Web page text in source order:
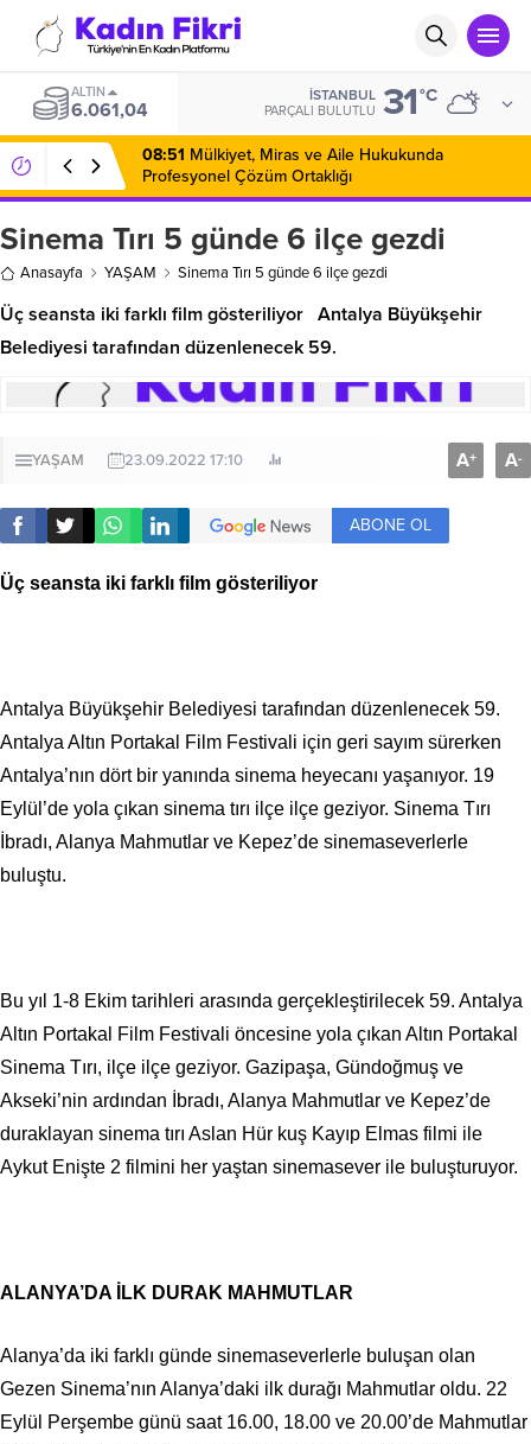
ALTIN
6.061,04
İSTANBUL
PARÇALI BULUTLU 31°C
08:51 Mülkiyet, Miras ve Aile Hukukunda
Profesyonel Çözüm Ortaklığı
Sinema Tırı 5 günde 6 ilçe gezdi
Anasayfa YAŞAM Sinema Tırı 5 günde 6 ilçe gezdi
Üç seansta iki farklı film gösteriliyor Antalya Büyükşehir
Belediyesi tarafından düzenlenecek 59.
YAŞAM 23.09.2022 17:10 A+ A-
ABONE OL
Üç seansta iki farklı film gösteriliyor
Antalya Büyükşehir Belediyesi tarafından düzenlenecek 59.
Antalya Altın Portakal Film Festivali için geri sayım sürerken
Antalya’nın dört bir yanında sinema heyecanı yaşanıyor. 19
Eylül’de yola çıkan sinema tırı ilçe ilçe geziyor. Sinema Tırı
İbradı, Alanya Mahmutlar ve Kepez’de sinemaseverlerle
buluştu.
Bu yıl 1-8 Ekim tarihleri arasında gerçekleştirilecek 59. Antalya
Altın Portakal Film Festivali öncesine yola çıkan Altın Portakal
Sinema Tırı, ilçe ilçe geziyor. Gazipaşa, Gündoğmuş ve
Akseki’nin ardından İbradı, Alanya Mahmutlar ve Kepez’de
duraklayan sinema tırı Aslan Hür kuş Kayıp Elmas filmi ile
Aykut Enişte 2 filmini her yaştan sinemasever ile buluşturuyor.
ALANYA’DA İLK DURAK MAHMUTLAR
Alanya’da iki farklı günde sinemaseverlerle buluşan olan
Gezen Sinema’nın Alanya’daki ilk durağı Mahmutlar oldu. 22
Eylül Perşembe günü saat 16.00, 18.00 ve 20.00’de Mahmutlar